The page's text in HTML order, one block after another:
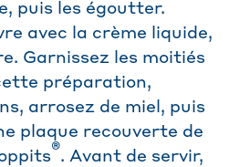
puis les égoutter.
avec la crème liquide,
Garnissez les moitiés
préparation,
arrosez de miel, puis
plaque recouverte de
®. Avant de servir,